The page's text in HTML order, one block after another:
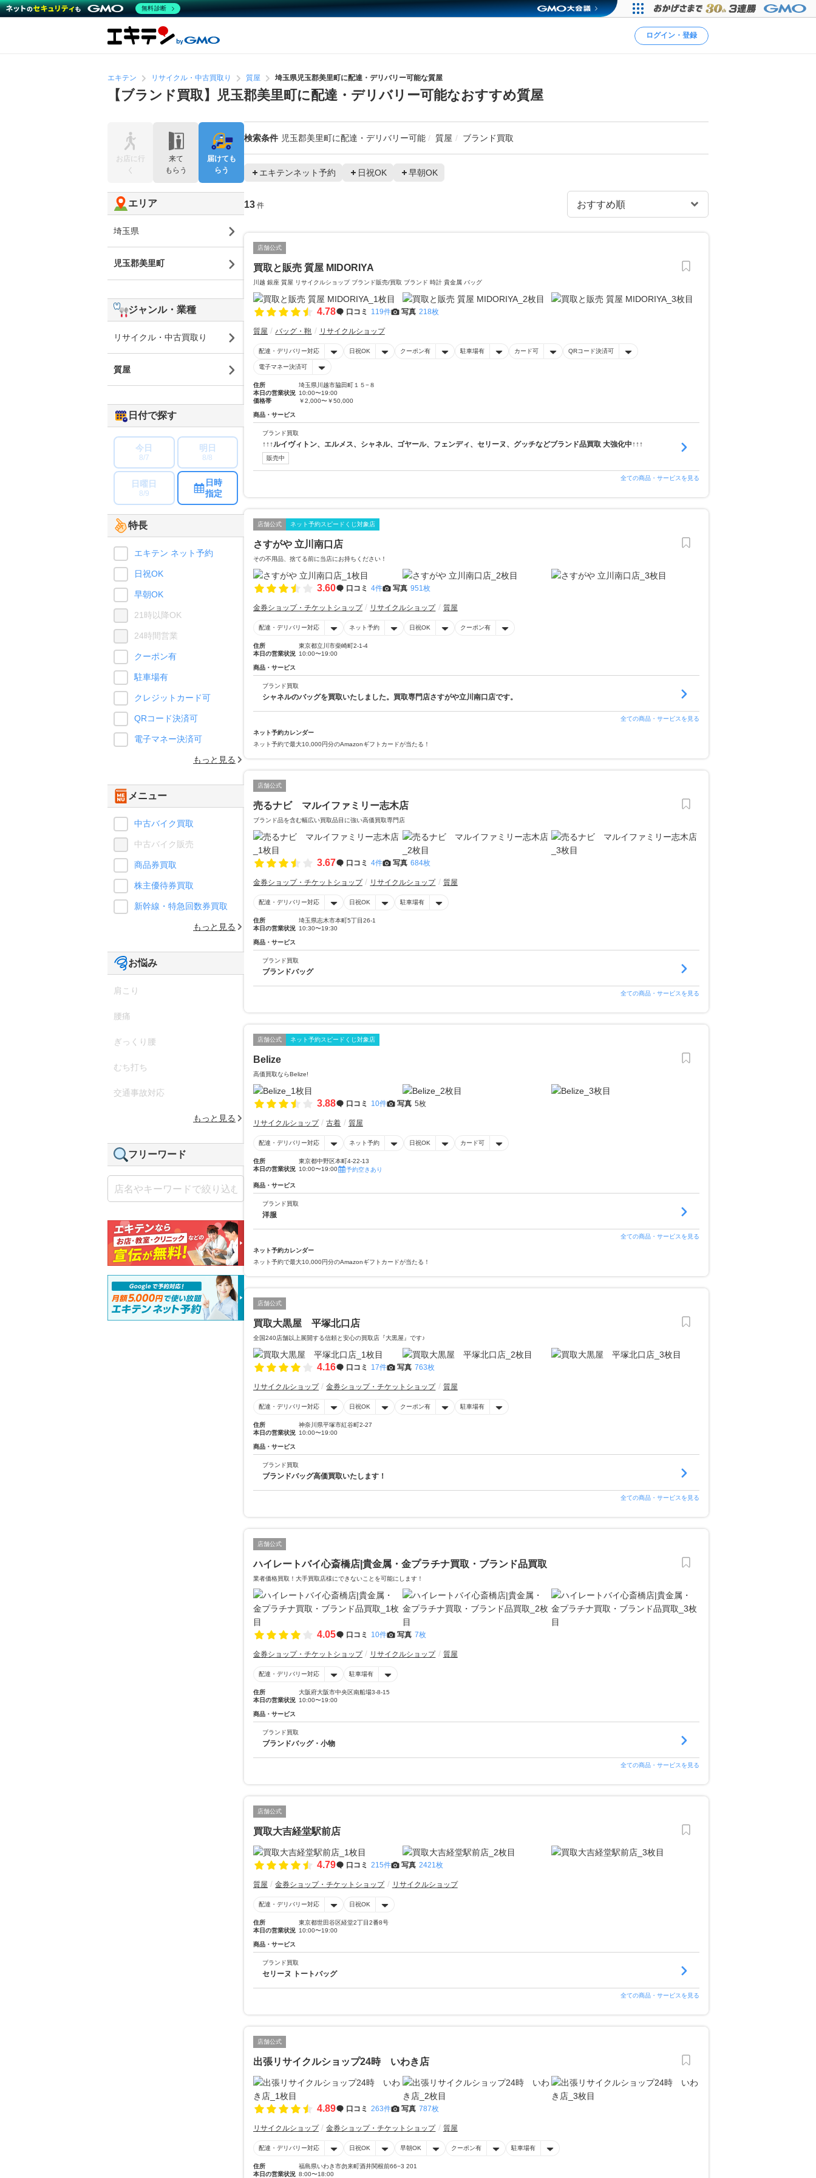
ログイン・登録
エキテン リサイクル・中古買取り 質屋 埼玉県児玉郡美里町に配達・デリバリー可能な質屋
【ブランド買取】児玉郡美里町に配達・デリバリー可能なおすすめ質屋
検索条件 児玉郡美里町に配達・デリバリー可能 質屋 ブランド買取
エキテンネット予約 日祝OK 早朝OK
13 件
店舗公式
買取と販売 質屋 MIDORIYA
川越 銀座 質屋 リサイクルショップ ブランド販売/買取 ブランド 時計 貴金属 バッグ
4.78 口コミ 119件 写真 218枚
質屋 バッグ・鞄 リサイクルショップ
配達・デリバリー対応 日祝OK クーポン有 駐車場有 カード可 QRコード決済可
電子マネー決済可
住所
埼玉県川越市脇田町１５−８
本日の営業状況 10:00〜19:00
価格帯
￥2,000〜￥50,000
商品・サービス
ブランド買取
↑↑↑ルイヴィトン、エルメス、シャネル、ゴヤール、フェンディ、セリーヌ、グッチなどブランド品買取 大強化中↑↑↑
販売中
全ての商品・サービスを見る
店舗公式 ネット予約スピードくじ対象店
さすがや 立川南口店
その不用品、捨てる前に当店にお持ちください！
3.60 口コミ 4件 写真 951枚
金券ショップ・チケットショップ リサイクルショップ 質屋
配達・デリバリー対応 ネット予約 日祝OK クーポン有
住所
東京都立川市柴崎町2-1-4
本日の営業状況 10:00〜19:00
商品・サービス
ブランド買取
シャネルのバッグを買取いたしました。買取専門店さすがや立川南口店です。
全ての商品・サービスを見る
ネット予約カレンダー
ネット予約で最大10,000円分のAmazonギフトカードが当たる！
店舗公式
売るナビ マルイファミリー志木店
ブランド品を含む幅広い買取品目に強い高価買取専門店
3.67 口コミ 4件 写真 684枚
金券ショップ・チケットショップ リサイクルショップ 質屋
配達・デリバリー対応 日祝OK 駐車場有
住所
埼玉県志木市本町5丁目26-1
本日の営業状況 10:30〜19:30
商品・サービス
ブランド買取
ブランドバッグ
全ての商品・サービスを見る
店舗公式 ネット予約スピードくじ対象店
Belize
高価買取ならBelize!
3.88 口コミ 10件 写真 5枚
リサイクルショップ 古着 質屋
配達・デリバリー対応 ネット予約 日祝OK カード可
住所
東京都中野区本町4-22-13
本日の営業状況 10:00〜19:00 予約空きあり
商品・サービス
ブランド買取
洋服
全ての商品・サービスを見る
ネット予約カレンダー
ネット予約で最大10,000円分のAmazonギフトカードが当たる！
店舗公式
買取大黒屋 平塚北口店
全国240店舗以上展開する信頼と安心の買取店『大黒屋』です♪
4.16 口コミ 17件 写真 763枚
リサイクルショップ 金券ショップ・チケットショップ 質屋
配達・デリバリー対応 日祝OK クーポン有 駐車場有
住所
神奈川県平塚市紅谷町2-27
本日の営業状況 10:00〜19:00
商品・サービス
ブランド買取
ブランドバッグ高価買取いたします！
全ての商品・サービスを見る
店舗公式
ハイレートバイ心斎橋店|貴金属・金プラチナ買取・ブランド品買取
業者価格買取！大手買取店様にできないことを可能にします！
4.05 口コミ 10件 写真 7枚
金券ショップ・チケットショップ リサイクルショップ 質屋
配達・デリバリー対応 駐車場有
住所
大阪府大阪市中央区南船場3-8-15
本日の営業状況 10:00〜19:00
商品・サービス
ブランド買取
ブランドバッグ・小物
全ての商品・サービスを見る
店舗公式
買取大吉経堂駅前店
4.79 口コミ 215件 写真 2421枚
質屋 金券ショップ・チケットショップ リサイクルショップ
配達・デリバリー対応 日祝OK
住所
東京都世田谷区経堂2丁目2番8号
本日の営業状況 10:00〜19:00
商品・サービス
ブランド買取
セリーヌ トートバッグ
全ての商品・サービスを見る
店舗公式
出張リサイクルショップ24時 いわき店
4.89 口コミ 263件 写真 787枚
リサイクルショップ 金券ショップ・チケットショップ 質屋
配達・デリバリー対応 日祝OK 早朝OK クーポン有 駐車場有
住所
福島県いわき市勿来町酒井関根前66−3 201
本日の営業状況 8:00〜18:00
お店に行
く
来て
もらう
届けても
らう
エリア
埼玉県
児玉郡美里町
ジャンル・業種
リサイクル・中古買取り
質屋
日付で探す
今日
8/7
明日
8/8
日曜日
8/9
日時
指定
特長
エキテン ネット予約
日祝OK
早朝OK
21時以降OK
24時間営業
クーポン有
駐車場有
クレジットカード可
QRコード決済可
電子マネー決済可
もっと見る
メニュー
中古バイク買取
中古バイク販売
商品券買取
株主優待券買取
新幹線・特急回数券買取
もっと見る
お悩み
肩こり
腰痛
ぎっくり腰
むち打ち
交通事故対応
もっと見る
フリーワード
無料診断